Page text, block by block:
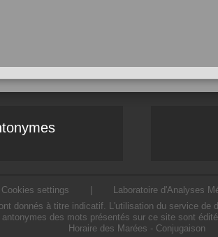
Cookies settings Laboratoire d'Analyses
donnés à titre indicatif. L'utilisation du service de
des mots présentés sur ce site sont
Horaire des Marées - Conjugaison